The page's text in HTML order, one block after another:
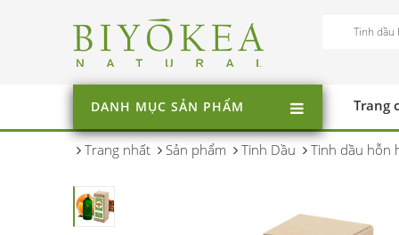
DANH MỤC SẢN PHẨM Trang
Trang nhất Sản phẩm Tinh Dầu Tinh dầu hỗn